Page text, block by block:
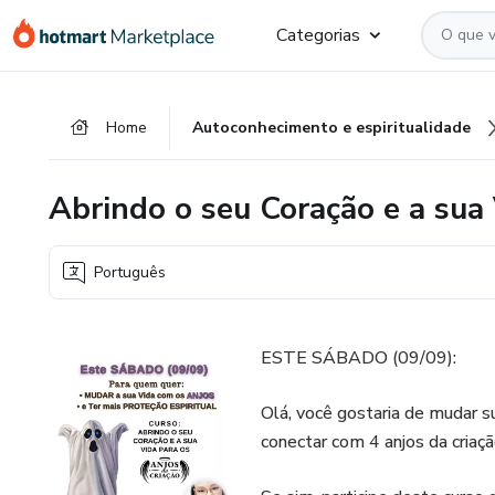
para
para
para
Categorias
Home Autoconhecimento e espiritualidade
Abrindo o seu Coração e a
Português
ESTE SÁBADO (09/09):
Olá, você gostaria de mudar
conectar com 4 anjos da